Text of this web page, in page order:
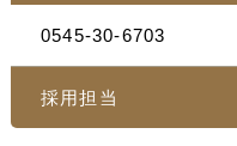
0545-30-6703
採用担当